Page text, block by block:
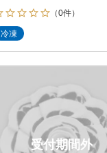
（0件）
冷凍
受付期間外